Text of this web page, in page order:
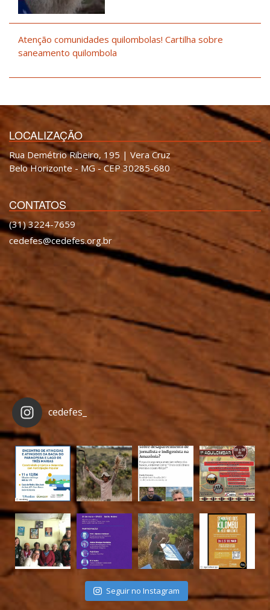
Atenção comunidades quilombolas! Cartilha sobre
saneamento quilombola
LOCALIZAÇÃO
Rua Demétrio Ribeiro, 195 | Vera Cruz
Belo Horizonte - MG - CEP 30285-680
CONTATOS
(31) 3224-7659
cedefes@cedefes.org.br
cedefes_
Seguir no Instagram